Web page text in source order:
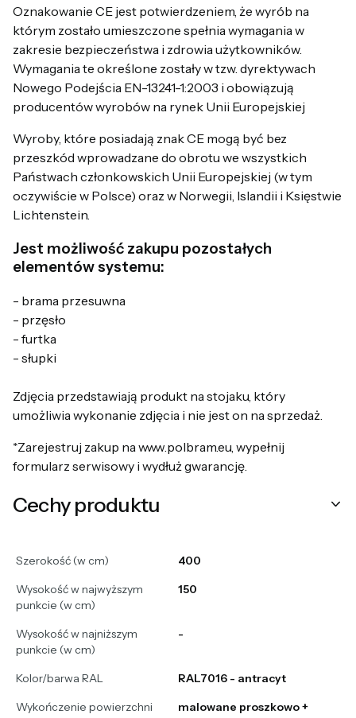
Oznakowanie CE jest potwierdzeniem, że wyrób na
którym zostało umieszczone spełnia wymagania w
zakresie bezpieczeństwa i zdrowia użytkowników.
Wymagania te określone zostały w tzw. dyrektywach
Nowego Podejścia EN-13241-1:2003 i obowiązują
producentów wyrobów na rynek Unii Europejskiej
Wyroby, które posiadają znak CE mogą być bez
przeszkód wprowadzane do obrotu we wszystkich
Państwach członkowskich Unii Europejskiej (w tym
oczywiście w Polsce) oraz w Norwegii, Islandii i Księstwie
Lichtenstein.
Jest możliwość zakupu pozostałych
elementów systemu:
- brama przesuwna
- przęsło
- furtka
- słupki
Zdjęcia przedstawiają produkt na stojaku, który
umożliwia wykonanie zdjęcia i nie jest on na sprzedaż.
*Zarejestruj zakup na www.polbram.eu, wypełnij
formularz serwisowy i wydłuż gwarancję.
Cechy produktu
Szerokość (w cm)
400
Wysokość w najwyższym
punkcie (w cm)
150
Wysokość w najniższym
punkcie (w cm)
-
Kolor/barwa RAL
RAL7016 - antracyt
Wykończenie powierzchni
malowane proszkowo +